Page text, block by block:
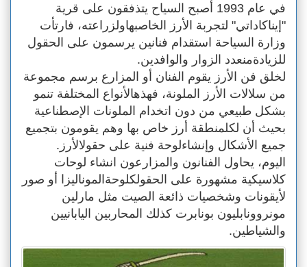
في عام 1993 أصبح السياح يتذفقون على قرية
"إيناكاداتي" لتجربة الأرز الخاصبهاولزراعته، فارتأت
وزارة السياحة استقدام فنانين يرسمون على الحقول
للزيادةمنعدد الزوار والوافدين.
لخلق فن الأرز يقوم الفنان أو المزارع برسم مجموعة
من سلالات الأرز الملونة، فهذهالأنواع المختلفة تنمو
بشكل طبيعي من دون اتخدام الملونات الإصطناعية
بحيث أن لكلمنطقة أرز خاص بها وهم يقومون بتجميع
جميع الأشكال وإنشاءلوحة فنية على حقولالأرز.
اليوم، يحاول الفنانون والمزارعون انشاء لوحات
كلاسيكية مشهورة على الحقولكلوحةالموناليزا أو صور
لأيقونات وشخصيات ذائعة الصيت مثل مارلين
مونروونابليون بونابرت كذلك المحاربين اليابانيين
والشياطين.